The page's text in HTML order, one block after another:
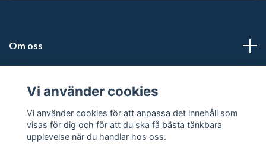
Om oss
Läs mer
Vi använder cookies
Vi använder cookies för att anpassa det innehåll som
visas för dig och för att du ska få bästa tänkbara
upplevelse när du handlar hos oss.